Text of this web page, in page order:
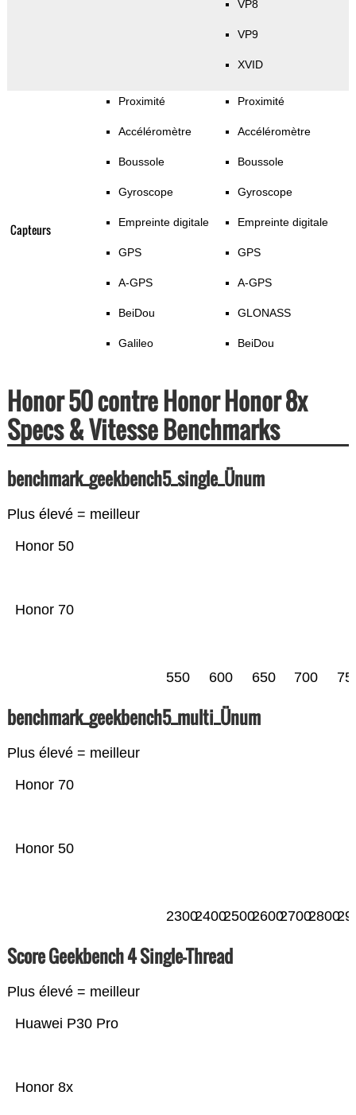
VP8
VP9
XVID
Capteurs
Proximité
Accéléromètre
Boussole
Gyroscope
Empreinte digitale
GPS
A-GPS
BeiDou
Galileo
Proximité
Accéléromètre
Boussole
Gyroscope
Empreinte digitale
GPS
A-GPS
GLONASS
BeiDou
Honor 50 contre Honor Honor 8x
Specs & Vitesse Benchmarks
benchmark_geekbench5_single_Ünum
Plus élevé = meilleur
Honor 70
Honor 50
550 600 650 700
benchmark_geekbench5_multi_Ünum
Plus élevé = meilleur
Honor 50
Honor 70
230024002500260027002800
Score Geekbench 4 Single-Thread
Plus élevé = meilleur
Honor 8x
Huawei P30 Pro